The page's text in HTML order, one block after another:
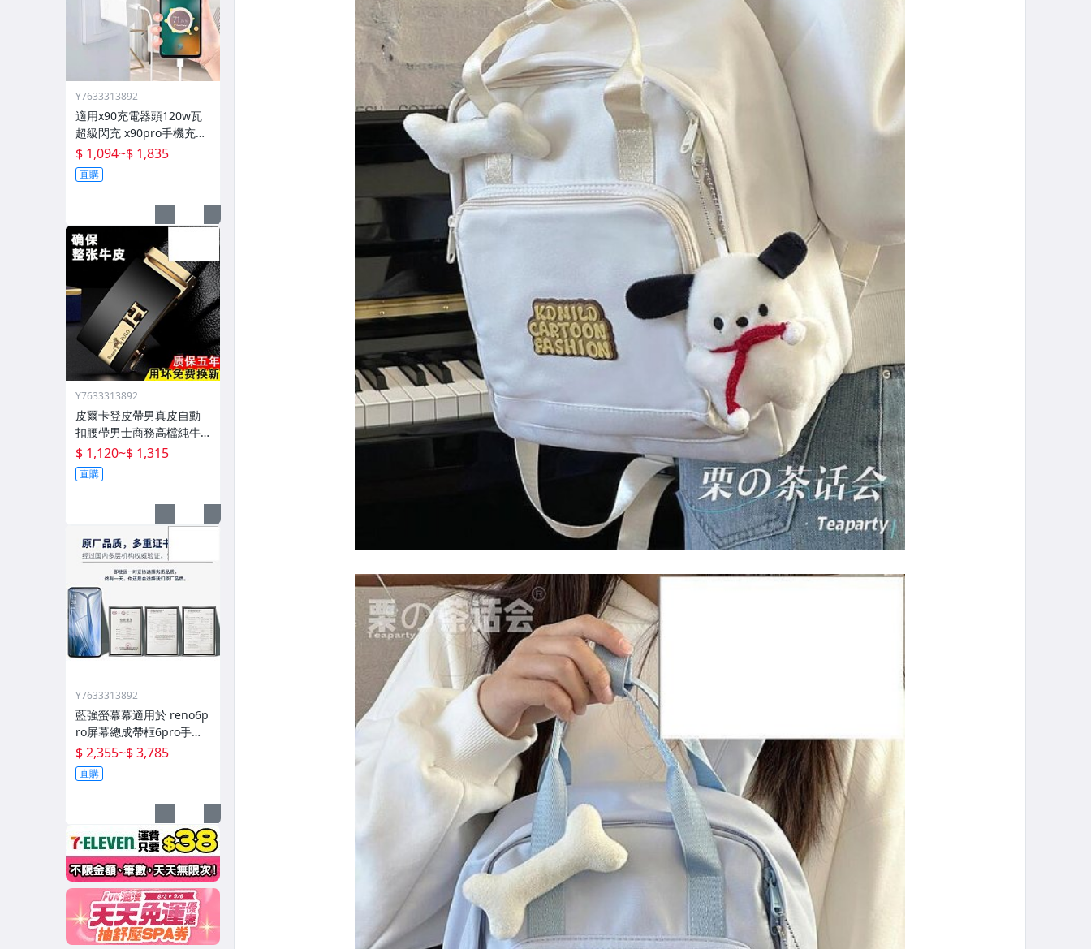
Y7633313892
適用x90充電器頭120w瓦
超級閃充 x90pro手機充電
頭pro快充插頭mcarney數
據線80w套裝
$ 1,094~$ 1,835
直購
Y7633313892
皮爾卡登皮帶男真皮自動
扣腰帶男士商務高檔純牛
皮
$ 1,120~$ 1,315
直購
Y7633313892
藍強螢幕幕適用於 reno6p
ro屏幕總成帶框6pro手機
內屏外屏修復碎屏觸摸顯
示屏o 拆機更換液晶玻璃維
$ 2,355~$ 3,785
直購